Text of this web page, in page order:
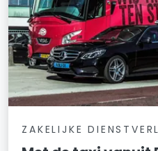
ZAKELIJKE